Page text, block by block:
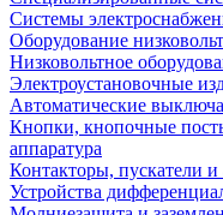
Системы
Оборудование
Низковольтное
Электроустановочные
Автоматические
Кнопки, кнопочные
аппаратура
Контакторы, пускатели и
Устройства